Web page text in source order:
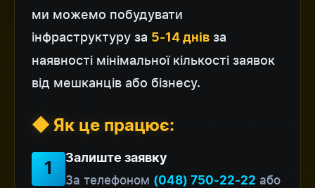
ми можемо побудувати
інфраструктуру за 5-14 днів за
наявності мінімальної кількості заявок
від мешканців або бізнесу.
◆ Як це працює:
1
Залиште заявку
За телефоном (048) 750-22-22 або